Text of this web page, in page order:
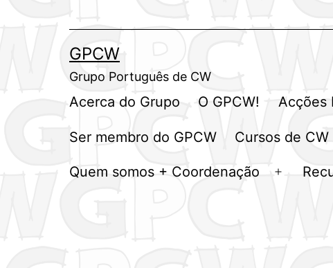
GPCW
Grupo Português de CW
Acerca do Grupo O GPCW! Acções
Ser membro do GPCW Cursos de CW
Quem somos + Coordenação
Abrir